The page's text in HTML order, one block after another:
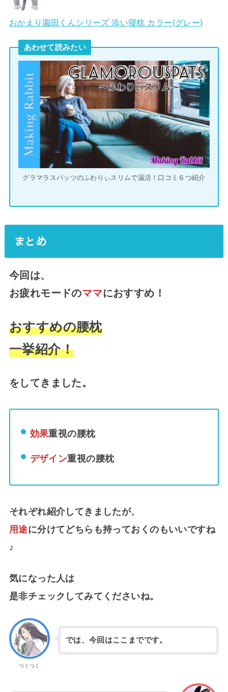
おかえり園田くんシリーズ 添い寝枕 カラー(グレー)
あわせて読みたい
グラマラスパッツのふわりぃスリムで温活！口コミ６つ紹介
まとめ
今回は、
お疲れモードのママにおすすめ！
おすすめの腰枕
一挙紹介！
をしてきました。
効果重視の腰枕
デザイン重視の腰枕
それぞれ紹介してきましたが、
用途に分けてどちらも持っておくのもいいですね
♪
気になった人は
是非チェックしてみてくださいね。
つくつく
では、今回はここまでです。